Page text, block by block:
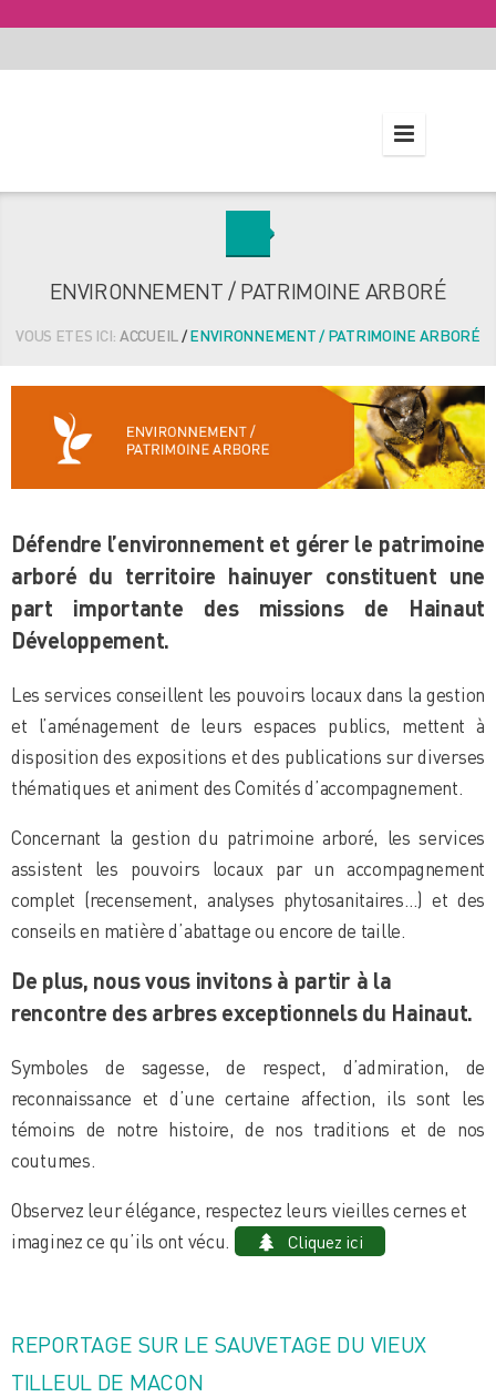
ENVIRONNEMENT / PATRIMOINE ARBORÉ
VOUS ETES ICI: ACCUEIL/ENVIRONNEMENT / PATRIMOINE ARBORÉ
Défendre l’environnement et gérer le patrimoine
arboré du territoire hainuyer constituent une
part importante des missions de Hainaut
Développement.
Les services conseillent les pouvoirs locaux dans la gestion
et l’aménagement de leurs espaces publics, mettent à
disposition des expositions et des publications sur diverses
thématiques et animent des Comités d’accompagnement.
Concernant la gestion du patrimoine arboré, les services
assistent les pouvoirs locaux par un accompagnement
complet (recensement, analyses phytosanitaires…) et des
conseils en matière d’abattage ou encore de taille.
De plus, nous vous invitons à partir à la
rencontre des arbres exceptionnels du Hainaut.
Symboles de sagesse, de respect, d’admiration, de
reconnaissance et d’une certaine affection, ils sont les
témoins de notre histoire, de nos traditions et de nos
coutumes.
Observez leur élégance, respectez leurs vieilles cernes et
imaginez ce qu’ils ont vécu.
Cliquez ici
REPORTAGE SUR LE SAUVETAGE DU VIEUX
TILLEUL DE MACON